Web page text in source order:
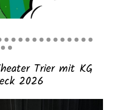
Trier mit KG
2026